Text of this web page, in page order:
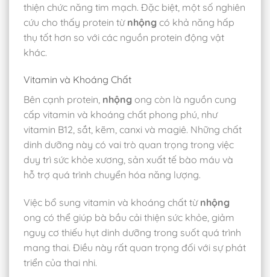
thiện chức năng tim mạch. Đặc biệt, một số nghiên
cứu cho thấy protein từ nhộng có khả năng hấp
thụ tốt hơn so với các nguồn protein động vật
khác.
Vitamin và Khoáng Chất
Bên cạnh protein, nhộng ong còn là nguồn cung
cấp vitamin và khoáng chất phong phú, như
vitamin B12, sắt, kẽm, canxi và magiê. Những chất
dinh dưỡng này có vai trò quan trọng trong việc
duy trì sức khỏe xương, sản xuất tế bào máu và
hỗ trợ quá trình chuyển hóa năng lượng.
Việc bổ sung vitamin và khoáng chất từ nhộng
ong có thể giúp bà bầu cải thiện sức khỏe, giảm
nguy cơ thiếu hụt dinh dưỡng trong suốt quá trình
mang thai. Điều này rất quan trọng đối với sự phát
triển của thai nhi.